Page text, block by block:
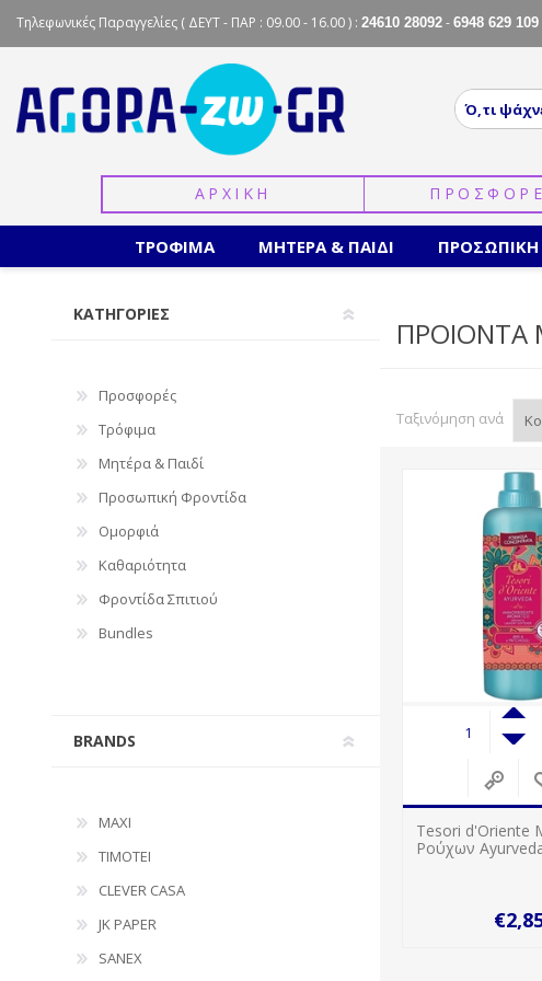
Τηλεφωνικές Παραγγελίες ( ΔΕΥΤ - ΠΑΡ : 09.00 - 16.00 ) : 24610 28092 - 6948 629 109
ΑΡΧΙΚΗ
ΤΡΟΦΙΜΑ ΜΗΤΕΡΑ & ΠΑΙΔΙ
ΠΡΟΙΟΝΤΑ
Ταξινόμηση ανά
Tesori d'Oriente
Ρούχων
ΚΑΤΗΓΟΡΙΕΣ
Προσφορές
Τρόφιμα
Μητέρα & Παιδί
Προσωπική Φροντίδα
Ομορφιά
Καθαριότητα
Φροντίδα Σπιτιού
Bundles
BRANDS
MAXI
TIMOTEI
CLEVER CASA
JK PAPER
SANEX